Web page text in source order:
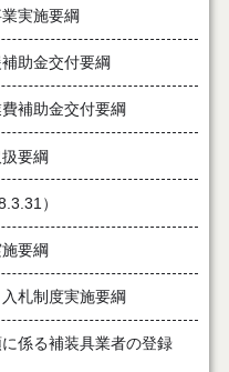
実施要綱
助金交付要綱
補助金交付要綱
要綱
）
要綱
札制度実施要綱
係る補装具業者の登録